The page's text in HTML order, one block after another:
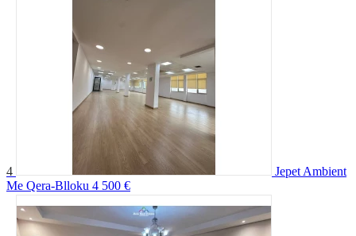
4
Jepet Ambient
Me Qera-Blloku 4 500 €